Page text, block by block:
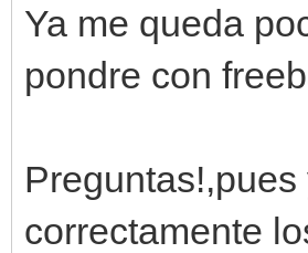
Ya me queda
pondre con
correctamente